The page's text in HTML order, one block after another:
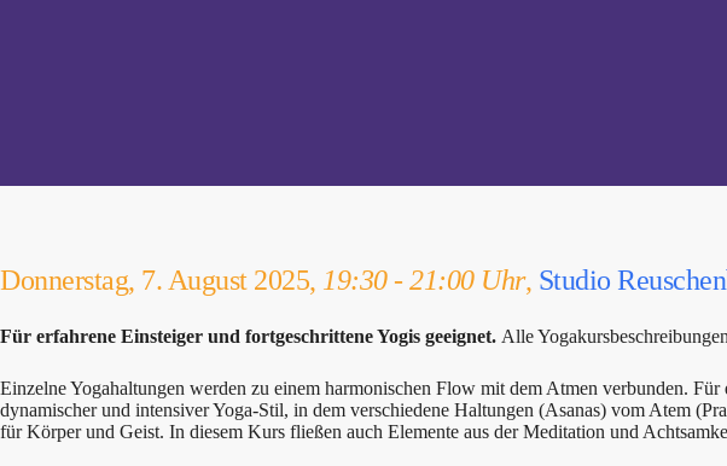
Donnerstag, 7. August 2025, 19:30 - 21:00 Uhr, Studio
Für erfahrene Einsteiger und fortgeschrittene Yogis geeignet. Alle
Einzelne Yogahaltungen werden zu einem harmonischen Flow mit dem Atmen verbunden.
dynamischer und intensiver Yoga-Stil, in dem verschiedene Haltungen (Asanas) vom Atem
für Körper und Geist. In diesem Kurs fließen auch Elemente aus der Meditation und